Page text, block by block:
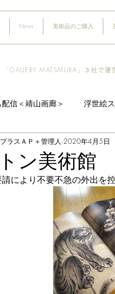
News 美術品のご購入
GALLERY MATSMURA」３社で運
信＜靖山画廊＞ 浮世絵
ン美術館
ラスＡＰ＋管理人 2020年4月5日
により不要不急の外出を